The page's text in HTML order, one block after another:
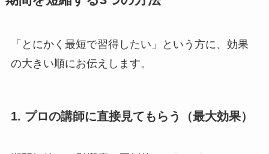
「とにかく最短で習得したい」という方に、効果
の大きい順にお伝えします。
1. プロの講師に直接見てもらう（最大効果）